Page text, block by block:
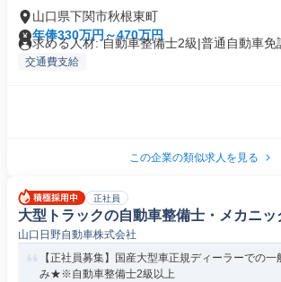
山口県下関市秋根東町
年俸330万円～470万円
求める人材: 自動車整備士2級|普通自動車
交通費支給
この企業の類似求人を見る
正社員
大型トラックの自動車整備士・メカニッ
山口日野自動車株式会社
【正社員募集】国産大型車正規ディーラーでの
み★※自動車整備士2級以上